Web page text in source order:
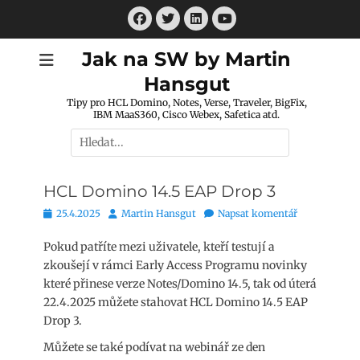
Facebook
Twitter
LinkedIn
Youtube
Jak na SW by Martin
Hansgut
Tipy pro HCL Domino, Notes, Verse, Traveler, BigFix,
IBM MaaS360, Cisco Webex, Safetica atd.
Hledat:
HCL Domino 14.5 EAP Drop 3
Publikováno
25.4.2025 AutorMartin Hansgut Napsat komentář
Pokud patříte mezi uživatele, kteří testují a
zkoušejí v rámci Early Access Programu novinky
které přinese verze Notes/Domino 14.5, tak od úterá
22.4.2025 můžete stahovat HCL Domino 14.5 EAP
Drop 3.
Můžete se také podívat na webinář ze den